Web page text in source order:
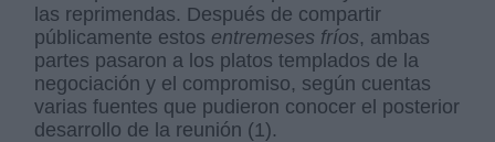
las reprimendas. Después de compartir
públicamente estos entremeses fríos, ambas
partes pasaron a los platos templados de la
negociación y el compromiso, según cuentas
varias fuentes que pudieron conocer el posterior
desarrollo de la reunión (1).